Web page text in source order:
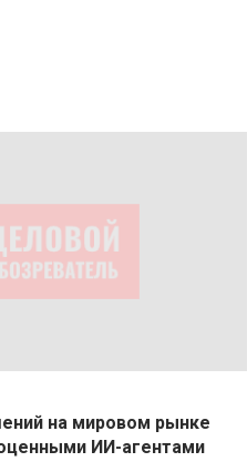
на мировом рынке
ИИ-агентами